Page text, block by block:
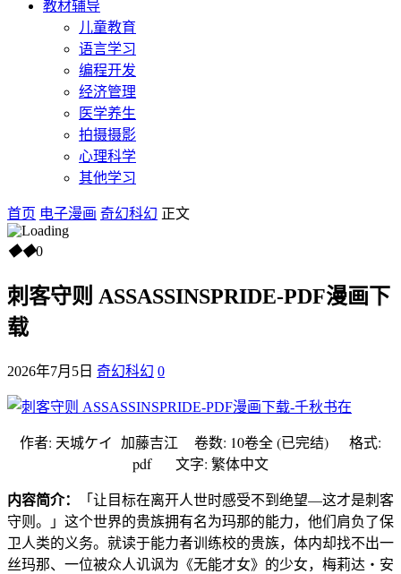
教材辅导
儿童教育
语言学习
编程开发
经济管理
医学养生
拍摄摄影
心理科学
其他学习
首页 电子漫画 奇幻科幻 正文
◆◆0
刺客守则 ASSASSINSPRIDE-PDF漫画下
载
2026年7月5日 奇幻科幻 0
作者: 天城ケイ 加藤吉江 卷数: 10卷全 (已完结) 格式:
pdf 文字: 繁体中文
内容简介：
「让目标在离开人世时感受不到绝望—这才是刺客
守则。」这个世界的贵族拥有名为玛那的能力，他们肩负了保
卫人类的义务。就读于能力者训练校的贵族，体内却找不出一
丝玛那、一位被众人讥讽为《无能才女》的少女，梅莉达‧安